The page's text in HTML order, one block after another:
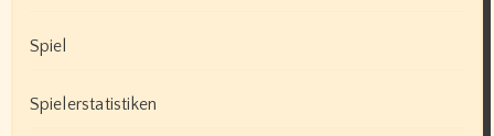
Spiel
Spielerstatistiken